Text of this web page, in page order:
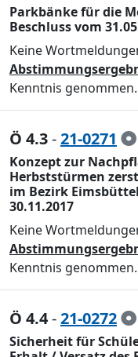
Parkbänke für die
Beschluss vom
Keine
Kenntnis genommen.
Ö 4.3-21-0271
Konzept zur
Herbststürmen
im Bezirk
30.11.2017
Keine
Kenntnis genommen.
Ö 4.4-21-0272
Sicherheit für